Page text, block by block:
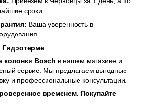
сроки.
Ваша уверенность в
Гидротерме
колонки Bosch в нашем магазине и
сервис. Мы предлагаем выгодные
и профессиональные консультации.
временем. Покупайте